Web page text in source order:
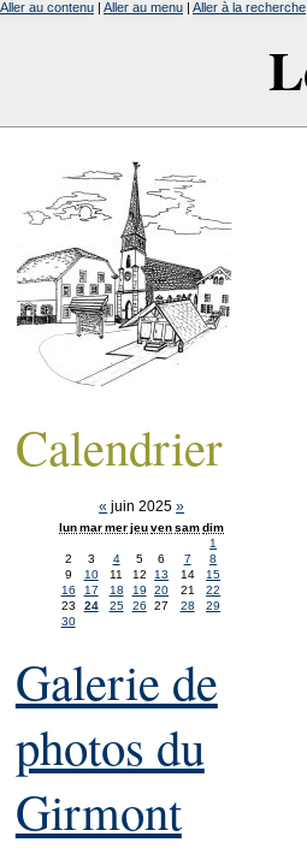
Aller au contenu | Aller au menu | Aller à la recherche
Calendrier
« juin 2025»
lunmarmerjeuvensamdim
1
2
3 4 5 6 7
8
9
10 11 12 13 14
15
16
17 18 19 20 21
22
23
24 25 26 27 28
29
30
Galerie de
photos du
Girmont